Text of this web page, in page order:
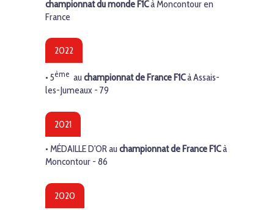
championnat du monde F1Cà Moncontour en
France
2022
• 5ème au championnat de France F1Cà Assais-
les-Jumeaux - 79
2021
• MÉDAILLE D'OR au championnat de France F1Cà
Moncontour - 86
2020